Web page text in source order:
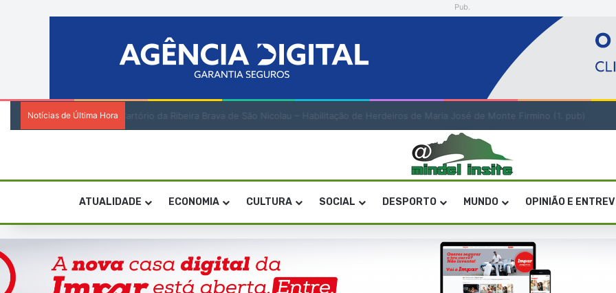
Pub.
Notícias de Última Hora Encenadora Zia Soares orienta residência artística em São Vicente
ATUALIDADE ECONOMIA CULTURA SOCIAL DESPORTO MUNDO OPINIÃO E